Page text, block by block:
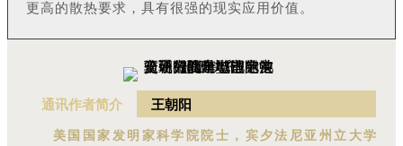
更高的散热要求，具有很强的现实应用价值。
通讯作者简介 王朝阳
美国国家发明家科学院院士，宾夕法尼亚州立大学